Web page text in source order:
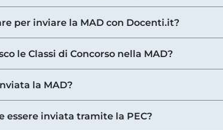
per inviare la MAD con Docenti.it?
le Classi di Concorso nella MAD?
la MAD?
essere inviata tramite la PEC?